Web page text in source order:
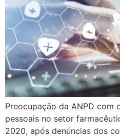
Preocupação da ANPD com
pessoais no setor
2020, após denúncias dos